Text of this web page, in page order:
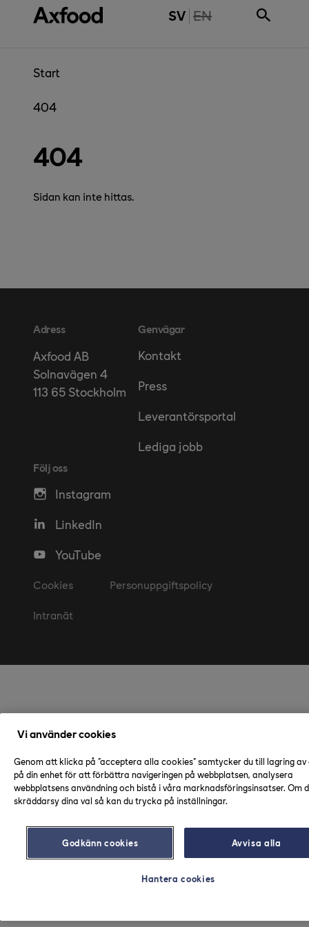
Gå direkt till innehåll SV THE PAGE IS NOT
EN
Start
404
404
Sidan kan inte hittas.
Adress
Axfood AB
Solnavägen 4
113 65 Stockholm
Genvägar
Kontakt
Press
Leverantörsportal
Lediga jobb
Följ oss
Instagram
LinkedIn
YouTube
Cookies Personuppgiftspolicy
Intranät
Vi använder cookies
Genom att klicka på "acceptera alla cookies" samtycker du till lagring av
på din enhet för att förbättra navigeringen på webbplatsen, analysera
webbplatsens användning och bistå i våra marknadsföringsinsatser. Om
skräddarsy dina val så kan du trycka på inställningar.
Godkänn cookies Avvisa alla
Hantera cookies